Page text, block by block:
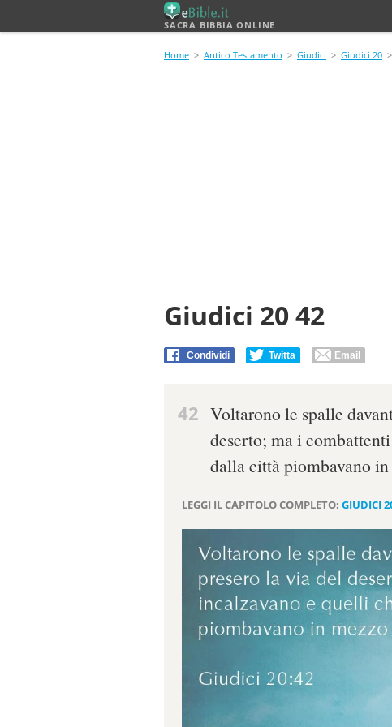
SACRA BIBBIA ONLINE
Home > Antico Testamento > Giudici > Giudici 20
Giudici 20 42
Condividi Twitta Email
42 Voltarono le spalle
deserto; ma i
dalla città piombavano
LEGGI IL CAPITOLO COMPLETO: GIUDICI